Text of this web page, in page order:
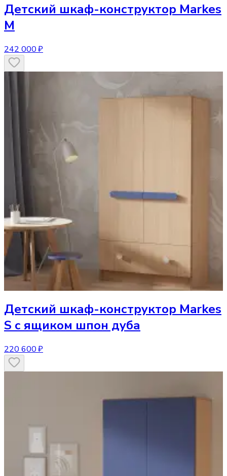
Детский шкаф-конструктор Markes
M
242 000 ₽
Детский шкаф-конструктор Markes
S с ящиком шпон дуба
220 600 ₽